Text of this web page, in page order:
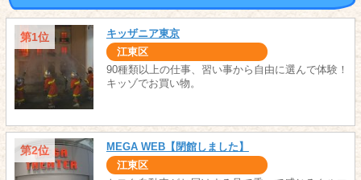
第1位 キッザニア東京
江東区
90種類以上の仕事、習い事から自由に選んで体験！
キッゾでお買い物。
第2位 MEGA WEB【閉館しました】
江東区